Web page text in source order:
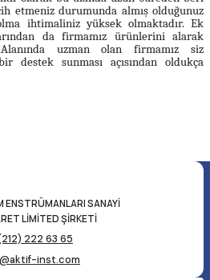
etmeniz durumunda almış olduğunuz
ihtimaliniz yüksek olmaktadır. Ek
da firmamız ürünlerini alarak
uzman olan firmamız siz
destek sunması açısından oldukça
ENSTRÜMANLARI SANAYİ
LİMİTED ŞİRKETİ
222 63 65
inst.com